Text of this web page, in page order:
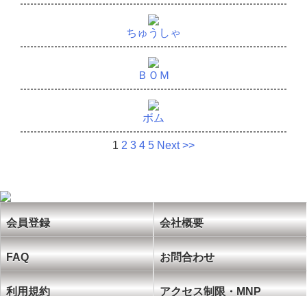
ちゅうしゃ
ＢＯＭ
ボム
1 2 3 4 5 Next >>
会員登録 会社概要
FAQ お問合わせ
利用規約 アクセス制限・MNP